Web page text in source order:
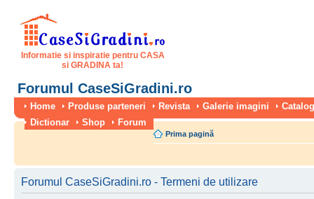
Informatie si inspiratie pentru CASA
si GRADINA ta!
Forumul CaseSiGradini.ro
Home Produse parteneri Revista Galerie imagini
Dictionar
Shop Forum
Prima pagină
Forumul CaseSiGradini.ro - Termeni de utilizare